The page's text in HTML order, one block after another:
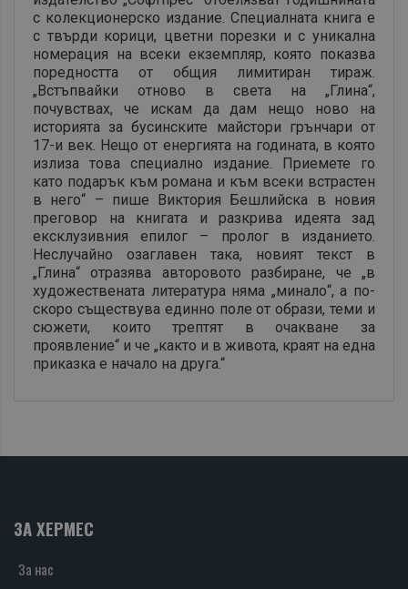
с колекционерско издание. Специалната книга е
с твърди корици, цветни порезки и с уникална
номерация на всеки екземпляр, която показва
поредността от общия лимитиран тираж.
„Встъпвайки отново в света на „Глина“,
почувствах, че искам да дам нещо ново на
историята за бусинските майстори грънчари от
17-и век. Нещо от енергията на годината, в която
излиза това специално издание. Приемете го
като подарък към романа и към всеки встрастен
в него“ – пише Виктория Бешлийска в новия
преговор на книгата и разкрива идеята зад
ексклузивния епилог – пролог в изданието.
Неслучайно озаглавен така, новият текст в
„Глина“ отразява авторовото разбиране, че „в
художествената литература няма „минало“, а по-
скоро съществува единно поле от образи, теми и
сюжети, които трептят в очакване за
проявление“ и че „както и в живота, краят на една
приказка е начало на друга.“
ЗА ХЕРМЕС
За нас